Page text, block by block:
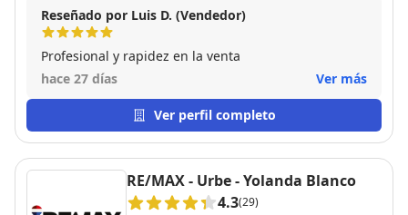
Reseñado por Luis D. (Vendedor)
Profesional y rapidez en la venta
hace 27 días
Ver más
Ver perfil completo
RE/MAX - Urbe - Yolanda Blanco
4.3(29)